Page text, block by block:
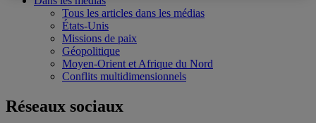
Tous les articles dans les médias
États-Unis
Missions de paix
Géopolitique
Moyen-Orient et Afrique du Nord
Conflits multidimensionnels
Réseaux sociaux